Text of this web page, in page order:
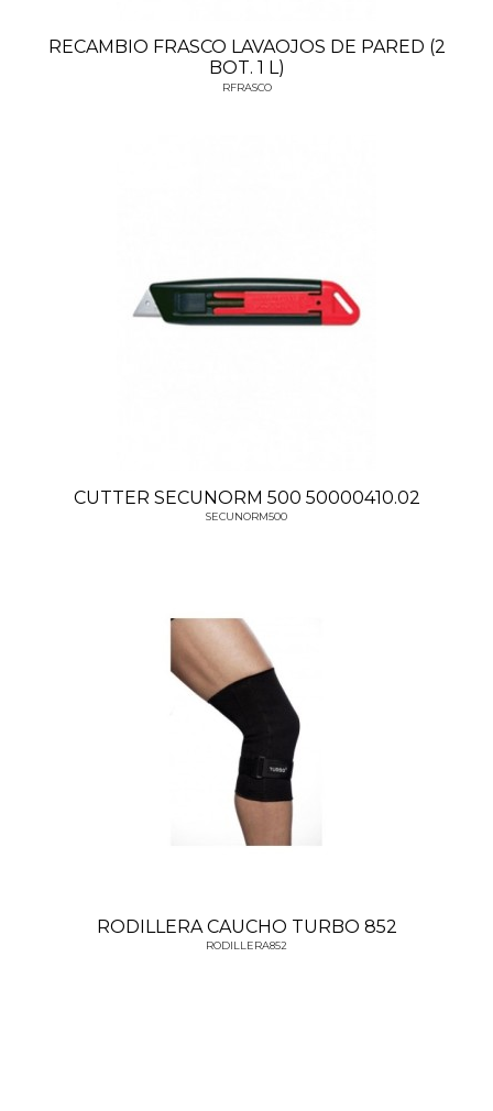
RECAMBIO FRASCO LAVAOJOS DE PARED (2
BOT. 1 L)
RFRASCO
CUTTER SECUNORM 500 50000410.02
SECUNORM500
RODILLERA CAUCHO TURBO 852
RODILLERA852